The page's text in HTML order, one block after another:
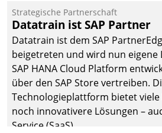
kommunale
gemeinsam mit der Berliner
Teilprozess der Objektsanierung
Strategische Partnerschaft
Datatrain ist SAP Partner
Datatrain ist dem SAP
beigetreten und wird nun eigene
SAP HANA Cloud Platform
über den SAP Store vertreiben.
Technologieplattform bietet
noch innovativere Lösungen –
Service (SaaS).